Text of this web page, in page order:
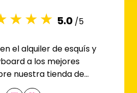
5.0 /5
el alquiler de esquís y
a los mejores
nuestra tienda de
en Serre-Chevalier.